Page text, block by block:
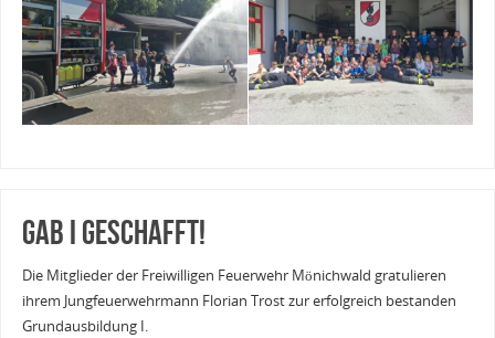
GAB I geschafft!
Die Mitglieder der Freiwilligen Feuerwehr Mönichwald gratulieren
ihrem Jungfeuerwehrmann Florian Trost zur erfolgreich bestanden
Grundausbildung I.